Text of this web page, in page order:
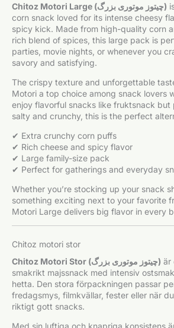
Chitoz Motori Large
(چیتوز موتوری بزرگ)
corn snack loved for its intense cheesy
spicy kick. Made from high-quality corn
rich blend of spices, this large pack is
parties, movie nights, or whenever you
savory and satisfying.
The crispy texture and unforgettable
Motori a top choice among snack lovers
enjoy flavorful snacks like fruktsnack but
salty and crunchy, this is the perfect
✔ Extra crunchy corn puffs
✔ Rich cheese and spicy flavor
✔ Large family-size pack
✔ Perfect for gatherings and everyday
Whether you’re stocking up your snack
something exciting next to your favorite
Motori Large delivers big flavor in every
Chitoz motori stor
Chitoz Motori Stor (چیتوز موتوری بزرگ) är
smakrikt majssnack med intensiv
hetta. Den stora förpackningen passar
fredagsmys, filmkvällar, fester eller när
riktigt gott snacks.
Med sin luftiga och knapriga konsistens